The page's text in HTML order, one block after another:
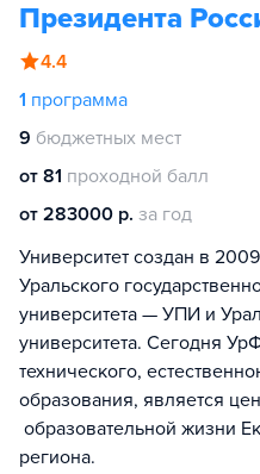
Президента
4.4
1 программа
9 бюджетных мест
от 81 проходной балл
от 283000 р. за год
Университет создан в
Уральского
университета — УПИ и
университета. Сегодня
технического,
образования, является
образовательной жизни
региона.